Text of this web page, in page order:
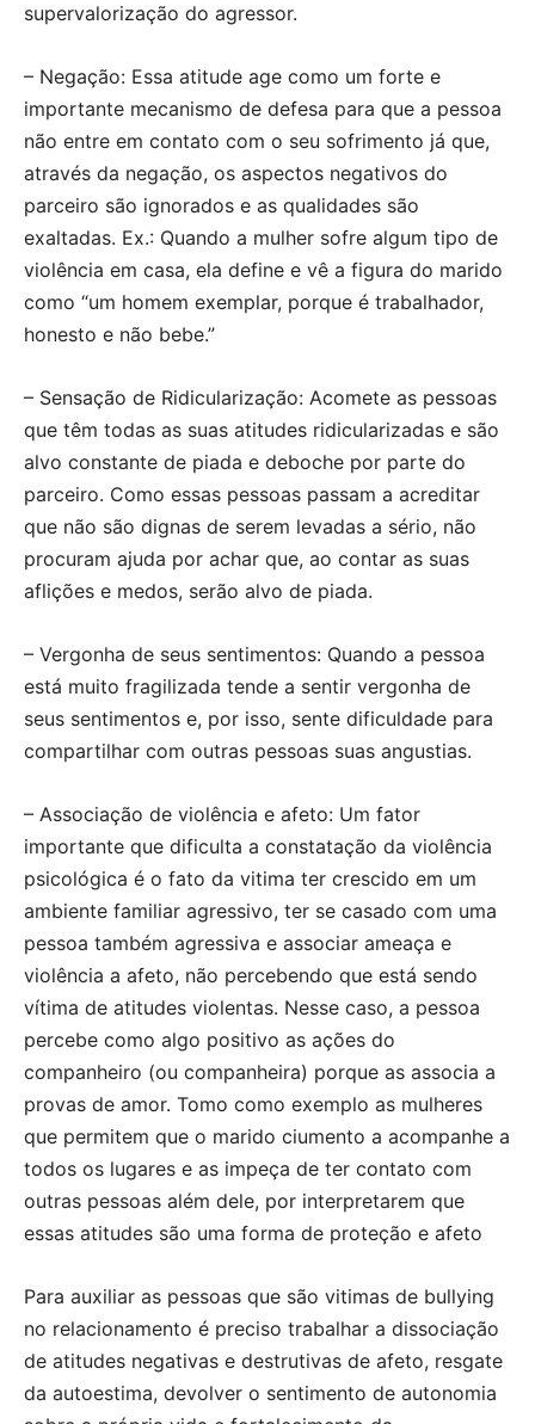
supervalorização do agressor.
– Negação: Essa atitude age como um forte e
importante mecanismo de defesa para que a pessoa
não entre em contato com o seu sofrimento já que,
através da negação, os aspectos negativos do
parceiro são ignorados e as qualidades são
exaltadas. Ex.: Quando a mulher sofre algum tipo de
violência em casa, ela define e vê a figura do marido
como “um homem exemplar, porque é trabalhador,
honesto e não bebe.”
– Sensação de Ridicularização: Acomete as pessoas
que têm todas as suas atitudes ridicularizadas e são
alvo constante de piada e deboche por parte do
parceiro. Como essas pessoas passam a acreditar
que não são dignas de serem levadas a sério, não
procuram ajuda por achar que, ao contar as suas
aflições e medos, serão alvo de piada.
– Vergonha de seus sentimentos: Quando a pessoa
está muito fragilizada tende a sentir vergonha de
seus sentimentos e, por isso, sente dificuldade para
compartilhar com outras pessoas suas angustias.
– Associação de violência e afeto: Um fator
importante que dificulta a constatação da violência
psicológica é o fato da vitima ter crescido em um
ambiente familiar agressivo, ter se casado com uma
pessoa também agressiva e associar ameaça e
violência a afeto, não percebendo que está sendo
vítima de atitudes violentas. Nesse caso, a pessoa
percebe como algo positivo as ações do
companheiro (ou companheira) porque as associa a
provas de amor. Tomo como exemplo as mulheres
que permitem que o marido ciumento a acompanhe a
todos os lugares e as impeça de ter contato com
outras pessoas além dele, por interpretarem que
essas atitudes são uma forma de proteção e afeto
Para auxiliar as pessoas que são vitimas de bullying
no relacionamento é preciso trabalhar a dissociação
de atitudes negativas e destrutivas de afeto, resgate
da autoestima, devolver o sentimento de autonomia